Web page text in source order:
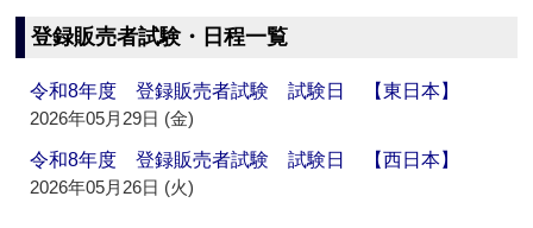
登録販売者試験・日程一覧
令和8年度 登録販売者試験 試験日 【東日本】
2026年05月29日 (金)
令和8年度 登録販売者試験 試験日 【西日本】
2026年05月26日 (火)